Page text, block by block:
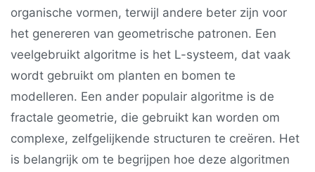
organische vormen, terwijl andere beter zijn voor
het genereren van geometrische patronen. Een
veelgebruikt algoritme is het L-systeem, dat vaak
wordt gebruikt om planten en bomen te
modelleren. Een ander populair algoritme is de
fractale geometrie, die gebruikt kan worden om
complexe, zelfgelijkende structuren te creëren. Het
is belangrijk om te begrijpen hoe deze algoritmen